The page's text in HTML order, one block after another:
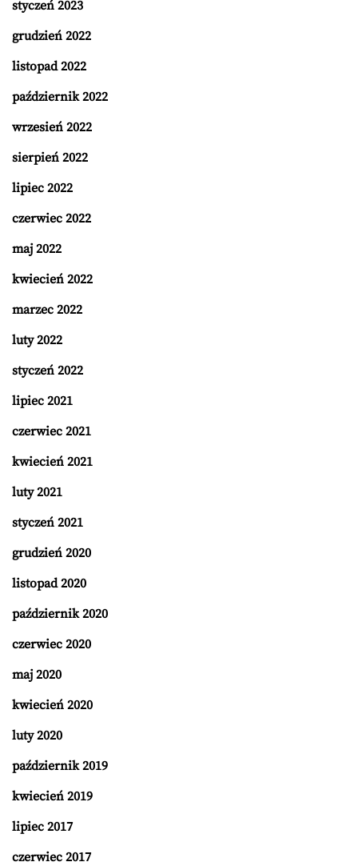
styczeń 2023
grudzień 2022
listopad 2022
październik 2022
wrzesień 2022
sierpień 2022
lipiec 2022
czerwiec 2022
maj 2022
kwiecień 2022
marzec 2022
luty 2022
styczeń 2022
lipiec 2021
czerwiec 2021
kwiecień 2021
luty 2021
styczeń 2021
grudzień 2020
listopad 2020
październik 2020
czerwiec 2020
maj 2020
kwiecień 2020
luty 2020
październik 2019
kwiecień 2019
lipiec 2017
czerwiec 2017